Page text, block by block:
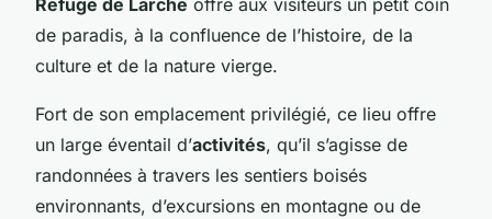
de paradis, à la confluence de l’histoire, de la
culture et de la nature vierge.
Fort de son emplacement privilégié, ce lieu offre
un large éventail d’activités, qu’il s’agisse de
randonnées à travers les sentiers boisés
environnants, d’excursions en montagne ou de